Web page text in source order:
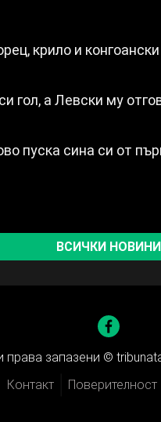
крило и
гол, а Левски му
пуска сина си от
ВСИЧКИ НОВИНИ
права запазени ©
Контакт
Поверителност